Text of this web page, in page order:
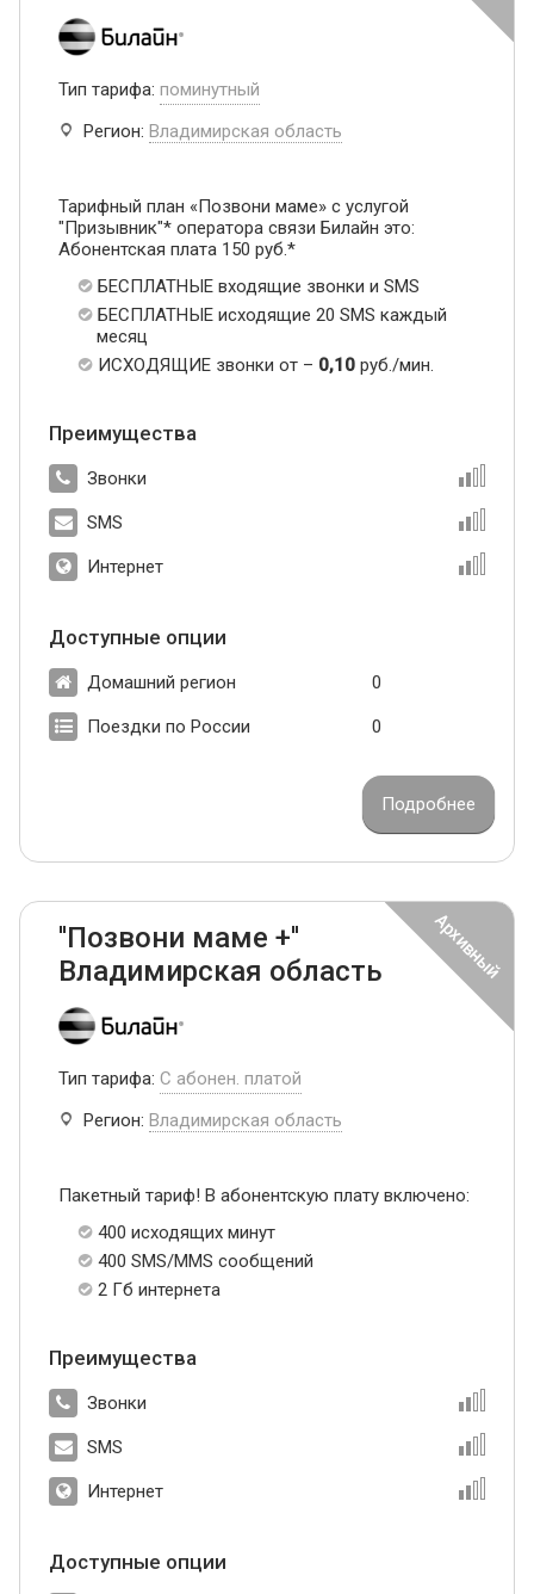
Тип тарифа: поминутный
Регион: Владимирская область
Тарифный план «Позвони маме» с услугой
"Призывник"* оператора связи Билайн это:
Абонентская плата 150 руб.*
БЕСПЛАТНЫЕ входящие звонки и SMS
БЕСПЛАТНЫЕ исходящие 20 SMS каждый
месяц
ИСХОДЯЩИЕ звонки от – 0,10 руб./мин.
Преимущества
Звонки
SMS
Интернет
Доступные опции
Домашний регион 0
Поездки по России 0
Подробнее
''Позвони маме +''
Владимирская область
Тип тарифа: С абонен. платой
Регион: Владимирская область
Пакетный тариф! В абонентскую плату включено:
400 исходящих минут
400 SMS/MMS сообщений
2 Гб интернета
Преимущества
Звонки
SMS
Интернет
Доступные опции